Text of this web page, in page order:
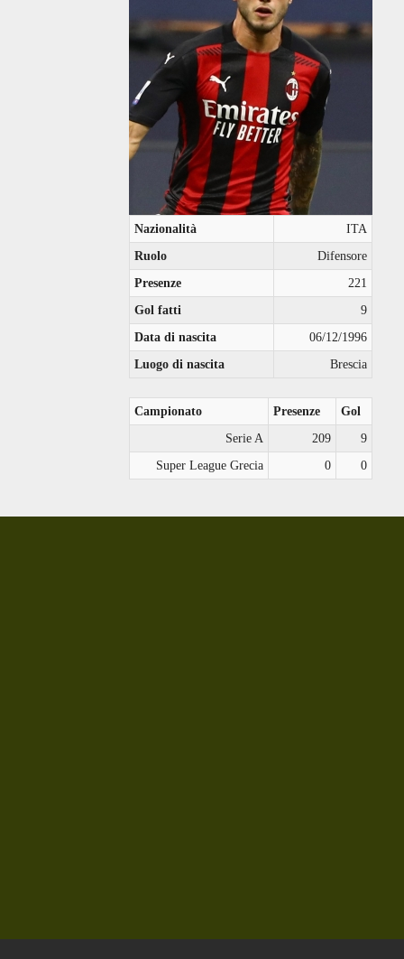
Nazionalità
ITA
Ruolo
Difensore
Presenze
221
Gol fatti
9
Data di nascita
06/12/1996
Luogo di nascita
Brescia
Campionato Presenze
Gol
Serie A
209
9
Super League Grecia
0 0